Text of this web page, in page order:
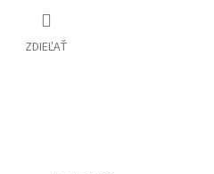
ZDIEĽAŤ